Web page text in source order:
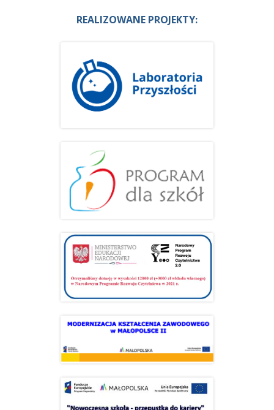
REALIZOWANE PROJEKTY: